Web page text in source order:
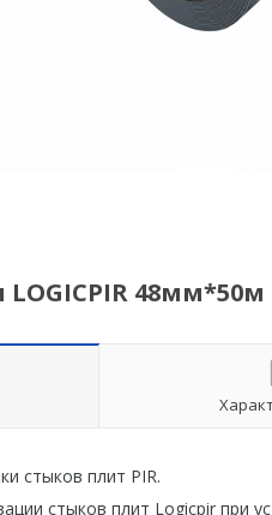
48мм*50м
стыков плит PIR.
стыков плит Logicpir при